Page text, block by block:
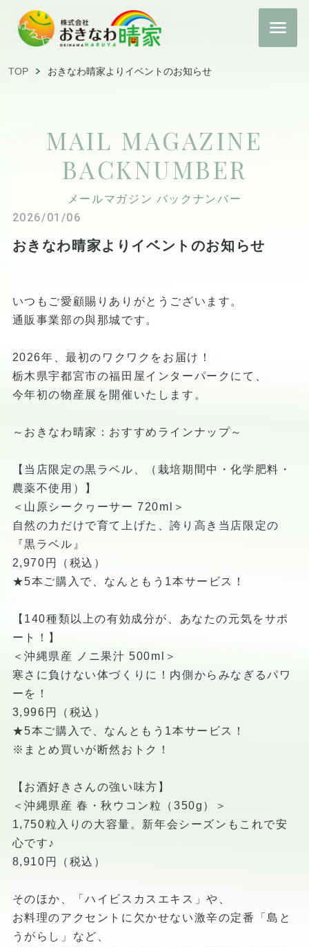
TOP おきなわ晴家よりイベントのお知らせ
MAIL MAGAZINE
BACKNUMBER
メールマガジン バックナンバー
2026/01/06
おきなわ晴家よりイベントのお知らせ
いつもご愛顧賜りありがとうございます。
通販事業部の與那城です。
2026年、最初のワクワクをお届け！
栃木県宇都宮市の福田屋インターパークにて、
今年初の物産展を開催いたします。
～おきなわ晴家：おすすめラインナップ～
【当店限定の黒ラベル、（栽培期間中・化学肥料・
農薬不使用）】
＜山原シークヮーサー 720ml＞
自然の力だけで育て上げた、誇り高き当店限定の
『黒ラベル』
2,970円（税込）
★5本ご購入で、なんともう1本サービス！
【140種類以上の有効成分が、あなたの元気をサポ
ート！】
＜沖縄県産 ノニ果汁 500ml＞
寒さに負けない体づくりに！内側からみなぎるパワ
ーを！
3,996円（税込）
★5本ご購入で、なんともう1本サービス！
※まとめ買いが断然おトク！
【お酒好きさんの強い味方】
＜沖縄県産 春・秋ウコン粒（350g）＞
1,750粒入りの大容量。新年会シーズンもこれで安
心です♪
8,910円（税込）
そのほか、「ハイビスカスエキス」や、
お料理のアクセントに欠かせない激辛の定番「島と
うがらし」など、